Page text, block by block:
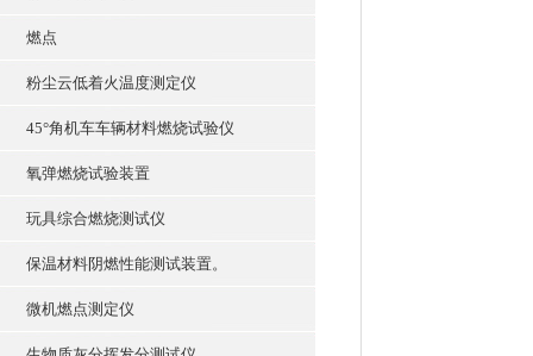
燃点
粉尘云低着火温度测定仪
45°角机车车辆材料燃烧试验仪
氧弹燃烧试验装置
玩具综合燃烧测试仪
保温材料阴燃性能测试装置。
微机燃点测定仪